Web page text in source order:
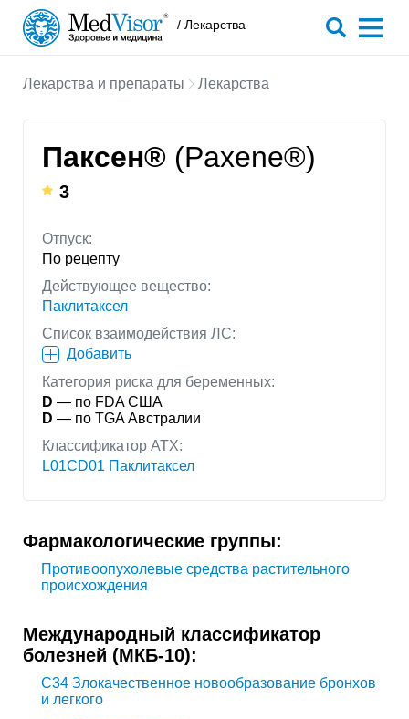
/ Лекарства
Лекарства и препараты Лекарства
Паксен® (Paxene®)
3
Отпуск:
По рецепту
Действующее вещество:
Паклитаксел
Список взаимодействия ЛС:
Добавить
Категория риска для беременных:
D — по FDA США
D — по TGA Австралии
Классификатор АТХ:
L01CD01 Паклитаксел
Фармакологические группы:
Противоопухолевые средства растительного
происхождения
Международный классификатор
болезней (МКБ-10):
C34 Злокачественное новообразование бронхов
и легкого